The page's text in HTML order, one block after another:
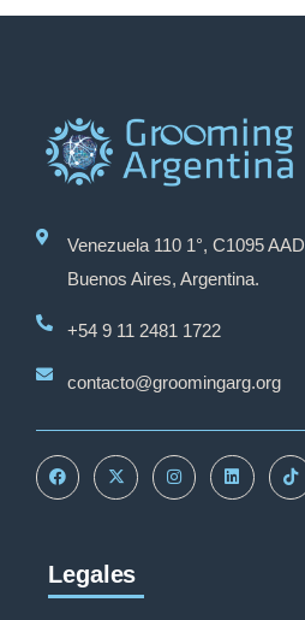
Venezuela 110 1°, C1095 AAD
Buenos Aires, Argentina.
+54 9 11 2481 1722
contacto@groomingarg.org
Legales